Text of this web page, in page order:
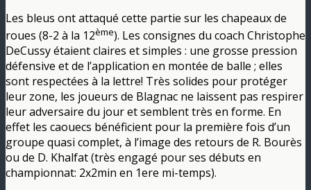
Les bleus ont attaqué cette partie sur les chapeaux de
roues (8-2 à la 12ème). Les consignes du coach Christophe
DeCussy étaient claires et simples : une grosse pression
défensive et de l’application en montée de balle ; elles
sont respectées à la lettre! Très solides pour protéger
leur zone, les joueurs de Blagnac ne laissent pas respirer
leur adversaire du jour et semblent très en forme. En
effet les caouecs bénéficient pour la première fois d’un
groupe quasi complet, à l’image des retours de R. Bourès
ou de D. Khalfat (très engagé pour ses débuts en
championnat: 2x2min en 1ere mi-temps).